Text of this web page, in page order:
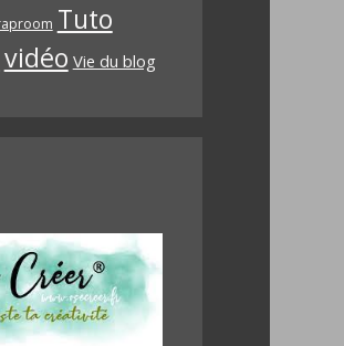
Tuto
vidéo Vie du blog